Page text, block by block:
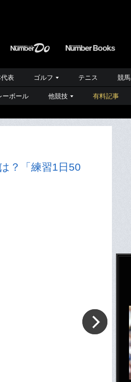
表 ゴルフ テニス 競馬
ーボール 他競技 有料記事
？「練習1日50